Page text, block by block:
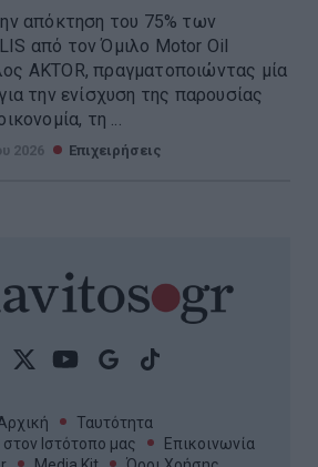
απόκτηση του 75% των
από τον Όμιλο Motor Oil
AKTOR, πραγματοποιώντας μία
την ενίσχυση της παρουσίας
τη ...
2026 Επιχειρήσεις
Ταυτότητα
Ιστότοπο μας
Επικοινωνία